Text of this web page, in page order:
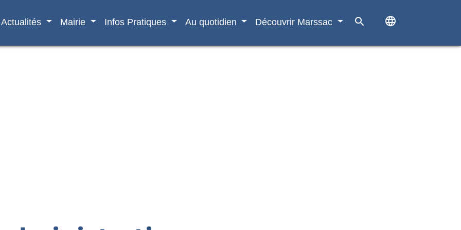
Actualités Mairie Infos Pratiques Au quotidien Découvrir Marssac search language